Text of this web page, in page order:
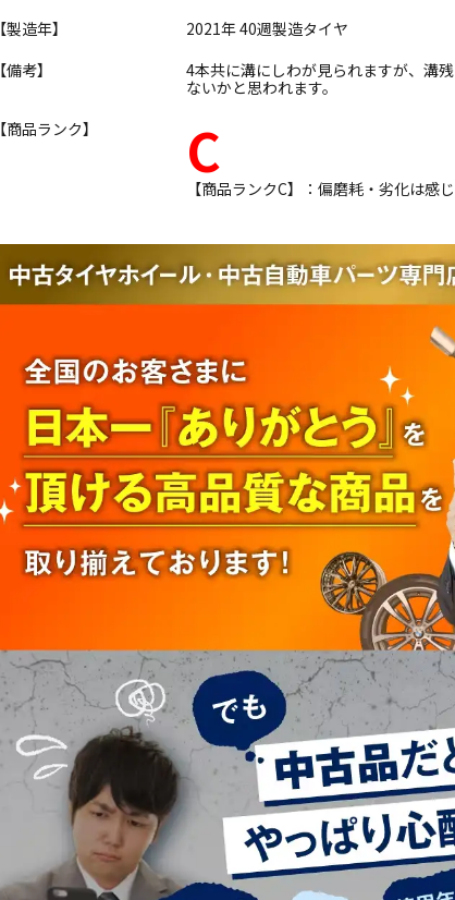
【製造年】
2021年 40週製造タイヤ
【備考】
4本共に溝にしわが見られますが、溝
ないかと思われます。
【商品ランク】
C
【商品ランクC】：偏磨耗・劣化は感